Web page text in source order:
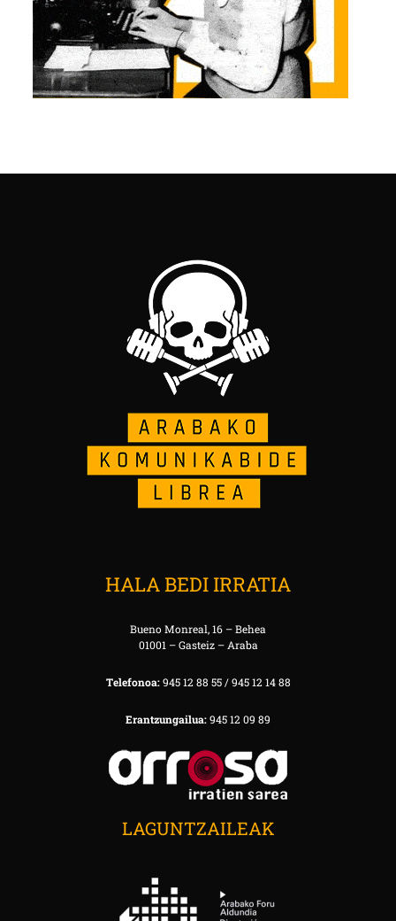
HALA BEDI IRRATIA
Bueno Monreal, 16 – Behea
01001 – Gasteiz – Araba
Telefonoa:945 12 88 55 / 945 12 14 88
Erantzungailua:945 12 09 89
LAGUNTZAILEAK